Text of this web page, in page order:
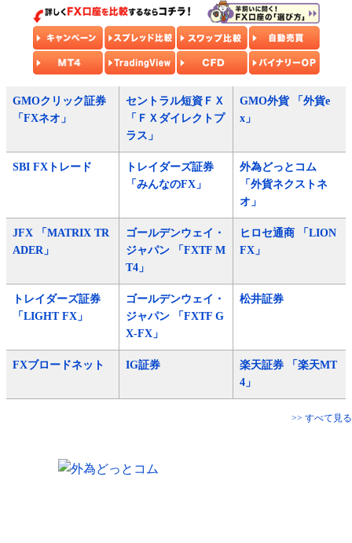
GMOクリック証券
「FXネオ」
セントラル短資ＦＸ
「ＦＸダイレクトプ
ラス」
GMO外貨 「外貨e
x」
SBI FXトレード
トレイダーズ証券
「みんなのFX」
外為どっとコム
「外貨ネクストネ
オ」
JFX 「MATRIX TR
ADER」
ゴールデンウェイ・
ジャパン 「FXTF M
T4」
ヒロセ通商 「LION
FX」
トレイダーズ証券
「LIGHT FX」
ゴールデンウェイ・
ジャパン 「FXTF G
X-FX」
松井証券
FXブロードネット IG証券
楽天証券 「楽天MT
4」
>> すべて見る